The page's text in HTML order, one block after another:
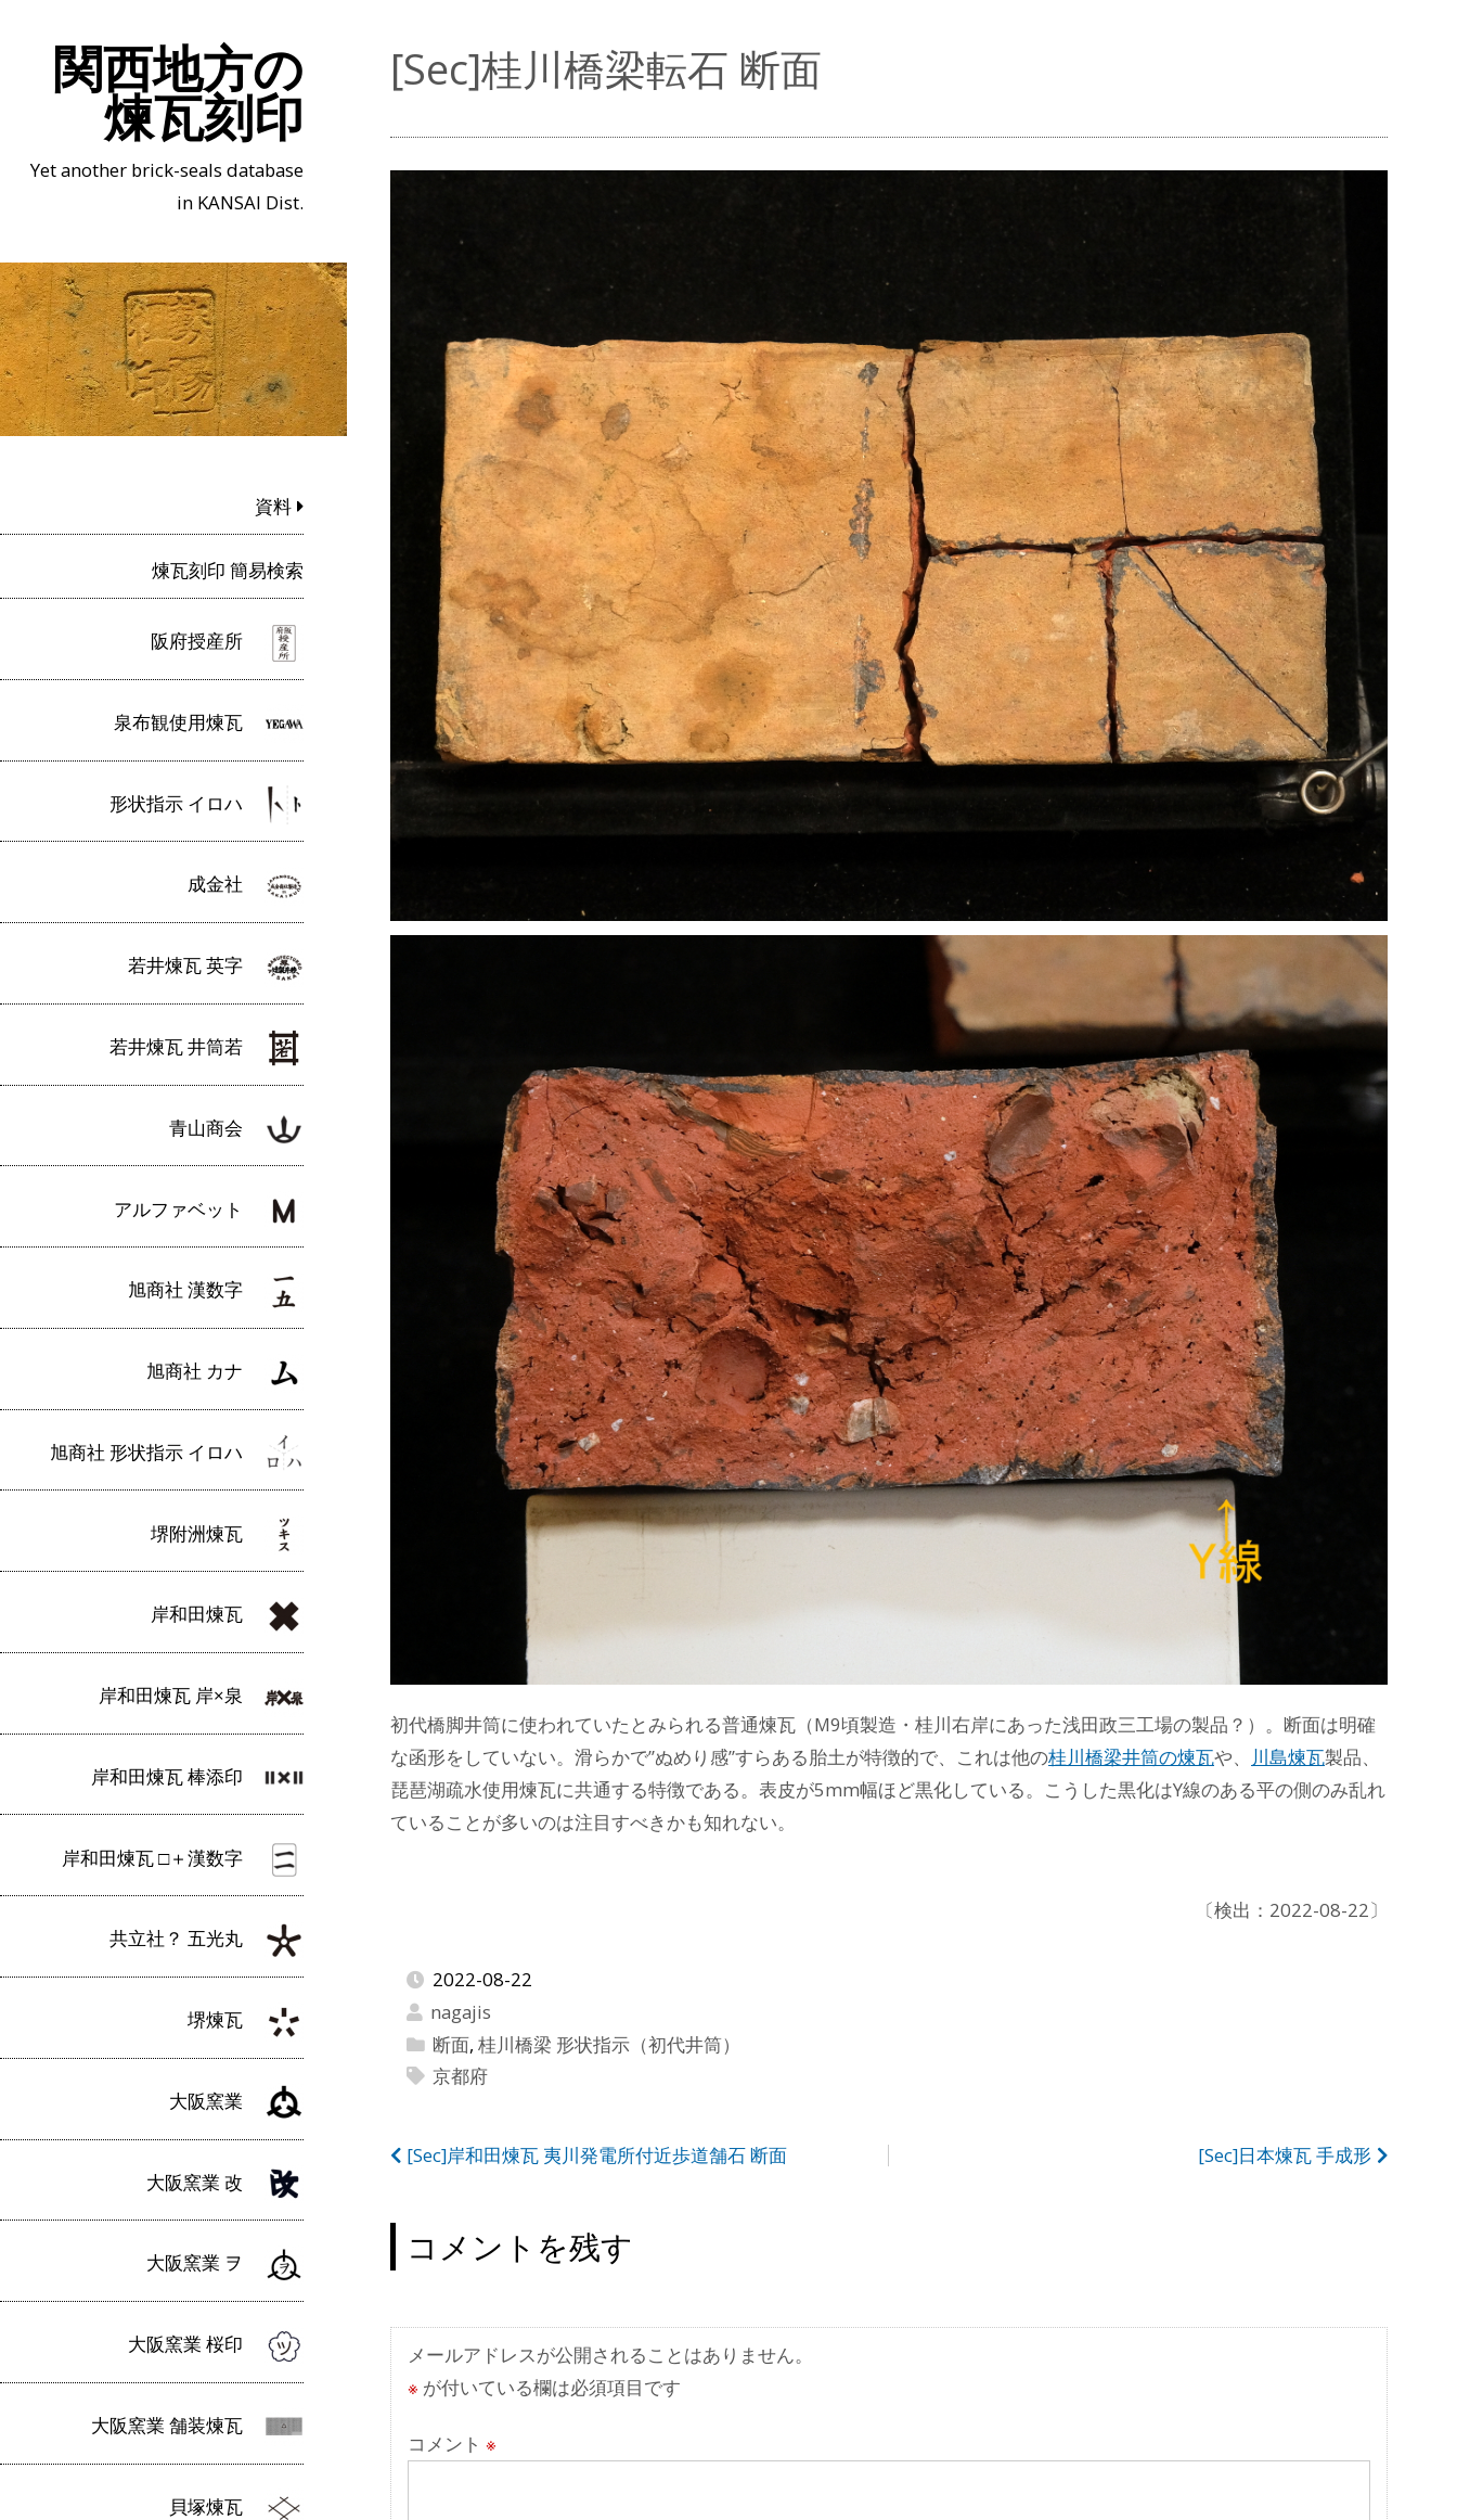
関西地方の
煉瓦刻印
Yet another brick-seals database
in KANSAI Dist.
資料
煉瓦刻印 簡易検索
阪府授産所
泉布観使用煉瓦
形状指示 イロハ
成金社
若井煉瓦 英字
若井煉瓦 井筒若
青山商会
アルファベット
旭商社 漢数字
旭商社 カナ
旭商社 形状指示 イロハ
堺附洲煉瓦
岸和田煉瓦
岸和田煉瓦 岸×泉
岸和田煉瓦 棒添印
岸和田煉瓦 □＋漢数字
共立社？ 五光丸
堺煉瓦
大阪窯業
大阪窯業 改
大阪窯業 ヲ
大阪窯業 桜印
大阪窯業 舗装煉瓦
貝塚煉瓦
[Sec]桂川橋梁転石 断面
初代橋脚井筒に使われていたとみられる普通煉瓦（M9頃製造・桂川右岸にあった浅田政三工場の製品？）。断面は明確
な函形をしていない。滑らかで”ぬめり感”すらある胎土が特徴的で、これは他の桂川橋梁井筒の煉瓦や、 川島煉瓦製品、
琵琶湖疏水使用煉瓦に共通する特徴である。表皮が5mm幅ほど黒化している。こうした黒化はY線のある平の側のみ乱れ
ていることが多いのは注目すべきかも知れない。
〔検出：2022-08-22〕
2022-08-22
nagajis
断面, 桂川橋梁 形状指示（初代井筒）
京都府
投
ナ
ビ
ゲ
ー
シ
ョ
ン
[Sec]日本煉瓦 手成形
[Sec]岸和田煉瓦 夷川発電所付近歩道舗石 断面
コメントを残す
メールアドレスが公開されることはありません。
※ が付いている欄は必須項目です
コメント ※